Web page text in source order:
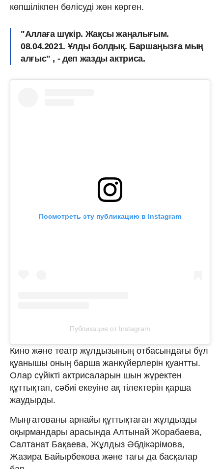
көпшілікпен бөлісуді жөн көрген.
"Аллаға шүкір. Жақсы жаңалығым.
08.04.2021. Ұлды болдық. Баршаңызға мың
алғыс" , - деп жазды актриса.
Посмотреть эту публикацию в Instagram
Публикация от Instagram
Кино және театр жұлдызының отбасындағы бұл
қуанышы оның барша жанкүйерлерін қуантты.
Олар сүйікті актрисаларын шын жүректен
құттықтап, сәбиі екеуіне ақ тілектерін қарша
жаудырды.
Мыңғатованы арнайы құттықтаған жұлдызды
оқырмандары арасында Алтынай Жорабаева,
Салтанат Бақаева, Жұлдыз Әбдікәрімова,
Жазира Байырбекова және тағы да басқалар